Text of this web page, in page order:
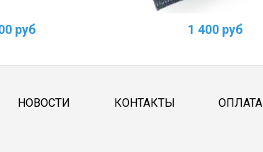
руб 1 400 руб
НОВОСТИ КОНТАКТЫ ОПЛАТА